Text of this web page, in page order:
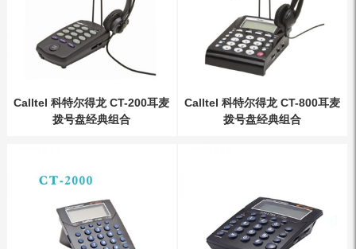
Calltel 科特尔得龙 CT-200耳麦
拨号盘经典组合
Calltel 科特尔得龙 CT-800耳麦
拨号盘经典组合